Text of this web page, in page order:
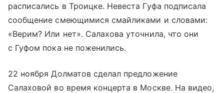
расписались в Троицке. Невеста Гуфа подписала
сообщение смеющимися смайликами и словами:
«Верим? Или нет». Салахова уточнила, что они
с Гуфом пока не поженились.
22 ноября Долматов сделал предложение
Салаховой во время концерта в Москве. На видео,